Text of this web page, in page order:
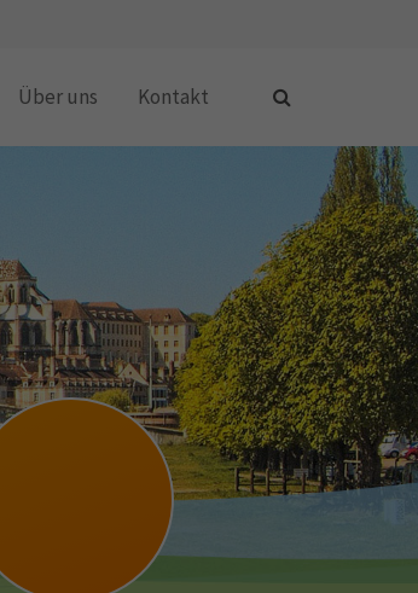
Über uns Kontakt